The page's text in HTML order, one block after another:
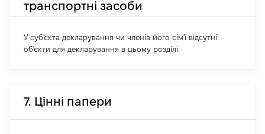
транспортні засоби
У суб'єкта декларування чи членів його сім'ї відсутні
об'єкти для декларування в цьому розділі.
7. Цінні папери